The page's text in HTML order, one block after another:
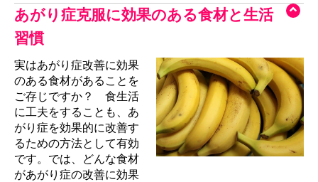
あがり症克服に効果のある食材と生活
習慣
実はあがり症改善に効果
のある食材があることを
ご存じですか？ 食生活
に工夫をすることも、あ
がり症を効果的に改善す
るための方法として有効
です。では、どんな食材
があがり症の改善に効果